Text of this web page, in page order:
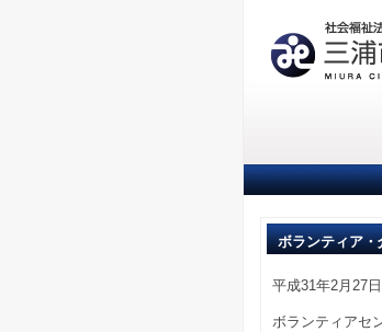
ボランティア
平成31年2月27
ボランティアセ